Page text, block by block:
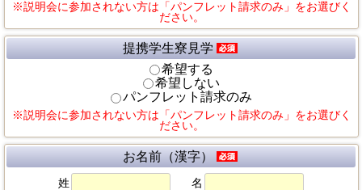
※説明会に参加されない方は「パンフレット請求のみ」をお選びく
ださい。
提携学生寮見学
希望する
希望しない
パンフレット請求のみ
※説明会に参加されない方は「パンフレット請求のみ」をお選びく
ださい。
お名前（漢字）
姓 名